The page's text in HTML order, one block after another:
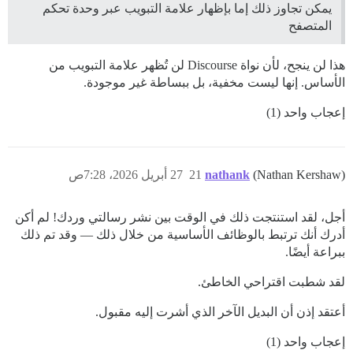
يمكن تجاوز ذلك إما بإظهار علامة التبويب عبر وحدة تحكم
المتصفح
هذا لن ينجح، لأن نواة Discourse لن تُظهر علامة التبويب من
الأساس. إنها ليست مخفية، بل ببساطة غير موجودة.
إعجاب واحد (1)
nathank (Nathan Kershaw) 27 أبريل 2026، 7:28ص 21
أجل، لقد استنتجت ذلك في الوقت بين نشر رسالتي وردك! لم أكن
أدرك أنك ترتبط بالوظائف الأساسية من خلال ذلك — وقد تم ذلك
ببراعة أيضًا.
لقد شطبت اقتراحي الخاطئ.
أعتقد إذن أن البديل الآخر الذي أشرت إليه مقبول.
إعجاب واحد (1)